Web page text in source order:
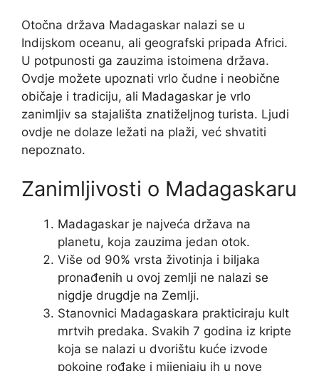
Otočna država Madagaskar nalazi se u
Indijskom oceanu, ali geografski pripada Africi.
U potpunosti ga zauzima istoimena država.
Ovdje možete upoznati vrlo čudne i neobične
običaje i tradiciju, ali Madagaskar je vrlo
zanimljiv sa stajališta znatiželjnog turista. Ljudi
ovdje ne dolaze ležati na plaži, već shvatiti
nepoznato.
Zanimljivosti o Madagaskaru
Madagaskar je najveća država na
planetu, koja zauzima jedan otok.
Više od 90% vrsta životinja i biljaka
pronađenih u ovoj zemlji ne nalazi se
nigdje drugdje na Zemlji.
Stanovnici Madagaskara prakticiraju kult
mrtvih predaka. Svakih 7 godina iz kripte
koja se nalazi u dvorištu kuće izvode
pokojne rođake i mijenjaju ih u nove